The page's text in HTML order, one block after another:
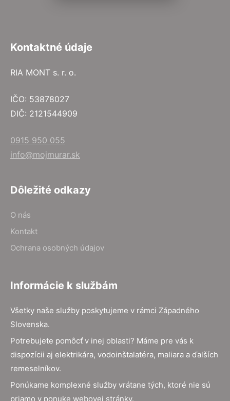
Kontaktné údaje
RIA MONT s. r. o.
IČO: 53878027
DIČ: 2121544909
0915 950 055
info@mojmurar.sk
Dôležité odkazy
O nás
Kontakt
Ochrana osobných údajov
Informácie k službám
Všetky naše služby poskytujeme v rámci Západného
Slovenska.
Potrebujete pomôcť v inej oblasti? Máme pre vás k
dispozícii aj elektrikára, vodoinštalatéra, maliara a ďalších
remeselníkov.
Ponúkame komplexné služby vrátane tých, ktoré nie sú
priamo v ponuke webovej stránky.